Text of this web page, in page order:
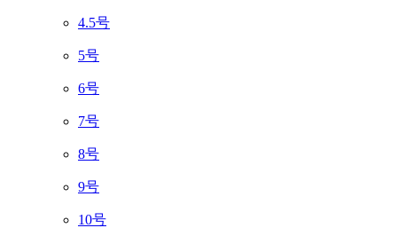
4.5号
5号
6号
7号
8号
9号
10号